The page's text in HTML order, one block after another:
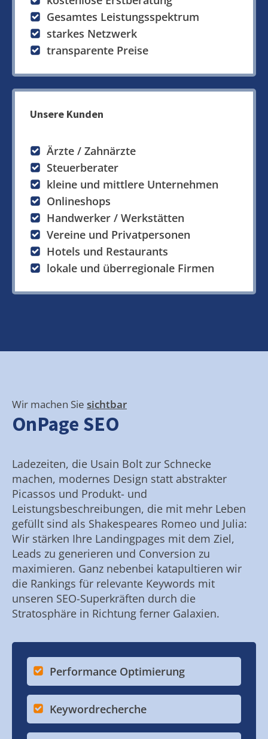
Gesamtes Leistungsspektrum
starkes Netzwerk
transparente Preise
Unsere Kunden
Ärzte / Zahnärzte
Steuerberater
kleine und mittlere Unternehmen
Onlineshops
Handwerker / Werkstätten
Vereine und Privatpersonen
Hotels und Restaurants
lokale und überregionale Firmen
Wir machen Sie sichtbar
OnPage SEO
Ladezeiten, die Usain Bolt zur Schnecke
machen, modernes Design statt abstrakter
Picassos und Produkt- und
Leistungsbeschreibungen, die mit mehr Leben
gefüllt sind als Shakespeares Romeo und Julia:
Wir stärken Ihre Landingpages mit dem Ziel,
Leads zu generieren und Conversion zu
maximieren. Ganz nebenbei katapultieren wir
die Rankings für relevante Keywords mit
unseren SEO-Superkräften durch die
Stratosphäre in Richtung ferner Galaxien.
Performance Optimierung
Keywordrecherche